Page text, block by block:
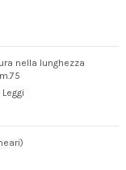
nella lunghezza
Leggi